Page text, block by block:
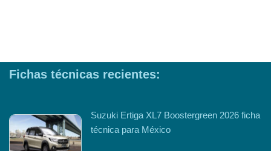
Fichas técnicas recientes:
Suzuki Ertiga XL7 Boostergreen 2026 ficha
técnica para México